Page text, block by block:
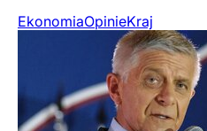
EkonomiaOpinieKraj